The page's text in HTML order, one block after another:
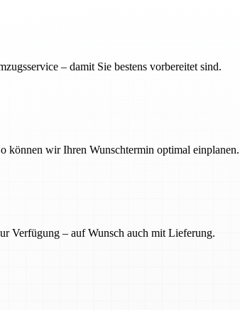
– damit Sie bestens vorbereitet sind.
können wir Ihren Wunschtermin optimal einplanen.
Verfügung – auf Wunsch auch mit Lieferung.